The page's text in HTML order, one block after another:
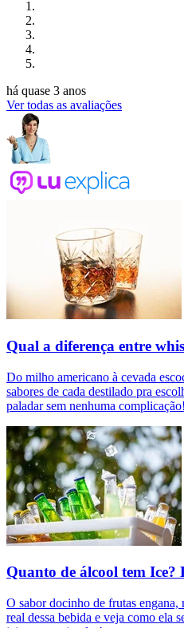
há quase 3 anos
Ver todas as avaliações
Qual a diferença entre
Do milho americano à cevada
sabores de cada destilado pra
paladar sem nenhuma complicação!
Quanto de álcool tem Ice?
O sabor docinho de frutas
real dessa bebida e veja como ela